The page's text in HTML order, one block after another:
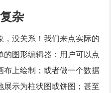
杂
，没关系！我们来点实际的
的图形编辑器：用户可以点
布上绘制；或者做一个数据
展示为柱状图或饼图；甚至